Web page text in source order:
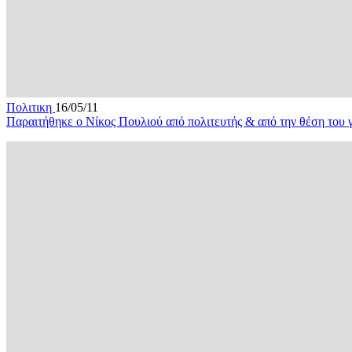
Πολιτικη 16/05/11
Παραιτήθηκε ο Νίκος Πουλιού από πολιτευτής & από την θέση